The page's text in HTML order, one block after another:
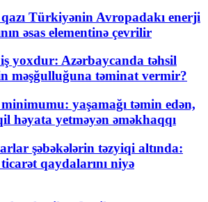
Türkiyənin Avropadakı enerji
əsas elementinə çevrilir
yoxdur: Azərbaycanda təhsil
məşğulluğuna təminat vermir?
yaşamağı təmin edən,
həyata yetməyən əməkhaqqı
şəbəkələrin təzyiqi altında:
qaydalarını niyə